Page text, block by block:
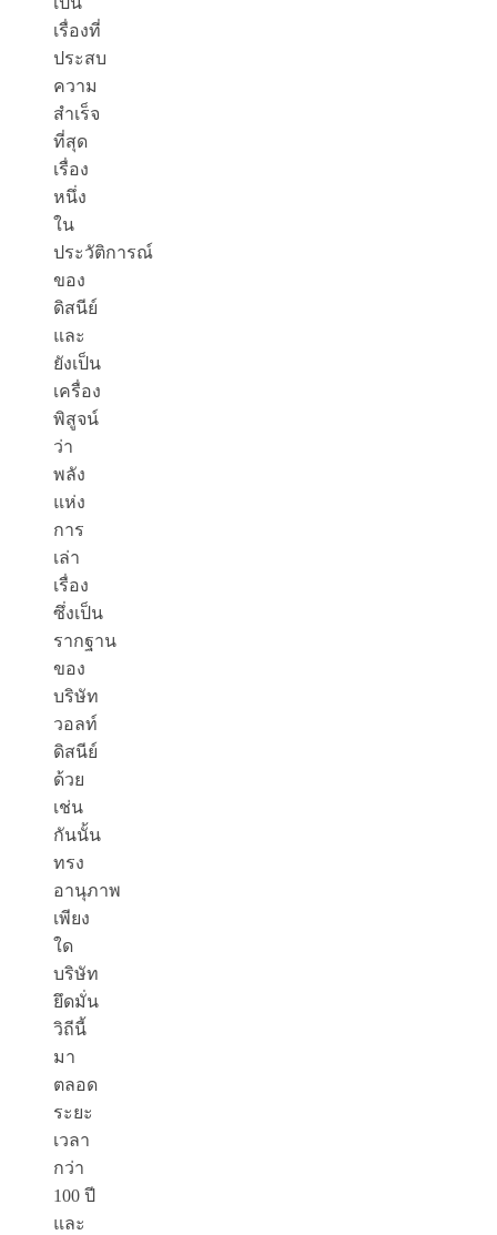
เรื่องที่
ประสบ
ความ
สำเร็จ
ที่สุด
เรื่อง
หนึ่ง
ใน
ประวัติการณ์
ของ
ดิสนีย์
และ
ยังเป็น
เครื่อง
พิสูจน์
ว่า
พลัง
แห่ง
การ
เล่า
เรื่อง
ซึ่งเป็น
รากฐาน
ของ
บริษัท
วอลท์
ดิสนีย์
ด้วย
เช่น
กันนั้น
ทรง
อานุภาพ
เพียง
ใด
บริษัท
ยึดมั่น
วิถีนี้
มา
ตลอด
ระยะ
เวลา
กว่า
100 ปี
และ